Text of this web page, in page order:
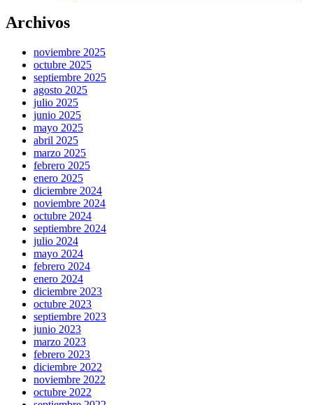
Archivos
noviembre 2025
octubre 2025
septiembre 2025
agosto 2025
julio 2025
junio 2025
mayo 2025
abril 2025
marzo 2025
febrero 2025
enero 2025
diciembre 2024
noviembre 2024
octubre 2024
septiembre 2024
julio 2024
mayo 2024
febrero 2024
enero 2024
diciembre 2023
octubre 2023
septiembre 2023
junio 2023
marzo 2023
febrero 2023
diciembre 2022
noviembre 2022
octubre 2022